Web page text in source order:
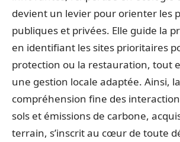
devient un levier pour orienter les
publiques et privées. Elle guide la
en identifiant les sites prioritaires
protection ou la restauration, tout
une gestion locale adaptée. Ainsi, la
compréhension fine des
sols et émissions de carbone,
terrain, s’inscrit au cœur de toute